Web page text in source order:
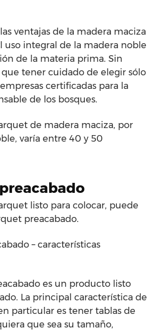
ventajas de la madera maciza
uso integral de la madera noble
de la materia prima. Sin
tener cuidado de elegir sólo
certificadas para la
de los bosques.
de madera maciza, por
varía entre 40 y 50
listo para colocar, puede
preacabado.
– características
es un producto listo
La principal característica de
particular es tener tablas de
que sea su tamaño,